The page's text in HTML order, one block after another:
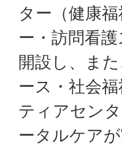
ター（健康
ー・訪問看
開設し、ま
ース・社会
ティアセン
ータルケアが